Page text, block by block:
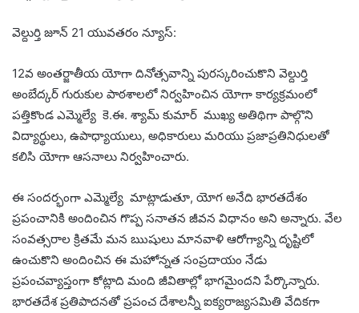
వెల్దుర్తి జూన్ 21 యువతరం న్యూస్:
12వ అంతర్జాతీయ యోగా దినోత్సవాన్ని పురస్కరించుకొని వెల్దుర్తి
అంబేద్కర్ గురుకుల పాఠశాలలో నిర్వహించిన యోగా కార్యక్రమంలో
పత్తికొండ ఎమ్మెల్యే కె.ఈ. శ్యామ్ కుమార్ ముఖ్య అతిథిగా పాల్గొని
విద్యార్థులు, ఉపాధ్యాయులు, అధికారులు మరియు ప్రజాప్రతినిధులతో
కలిసి యోగా ఆసనాలు నిర్వహించారు.
ఈ సందర్భంగా ఎమ్మెల్యే మాట్లాడుతూ, యోగ అనేది భారతదేశం
ప్రపంచానికి అందించిన గొప్ప సనాతన జీవన విధానం అని అన్నారు. వేల
సంవత్సరాల క్రితమే మన ఋషులు మానవాళి ఆరోగ్యాన్ని దృష్టిలో
ఉంచుకొని అందించిన ఈ మహోన్నత సంప్రదాయం నేడు
ప్రపంచవ్యాప్తంగా కోట్లాది మంది జీవితాల్లో భాగమైందని పేర్కొన్నారు.
భారతదేశ ప్రతిపాదనతో ప్రపంచ దేశాలన్నీ ఐక్యరాజ్యసమితి వేదికగా